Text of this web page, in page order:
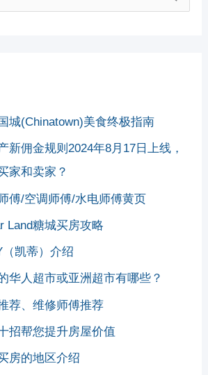
城(Chinatown)美食终极指南
新佣金规则2024年8月17日上线，
家和卖家？
傅/空调师傅/水电师傅黄页
Land糖城买房攻略
凯蒂）介绍
华人超市或亚洲超市有哪些？
荐、维修师傅推荐
招帮您提升房屋价值
房的地区介绍